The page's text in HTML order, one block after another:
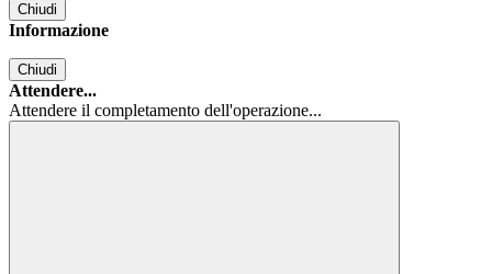
Chiudi
Informazione
Chiudi
Attendere...
Attendere il completamento dell'operazione...